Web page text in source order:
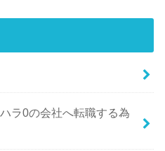
ラ0の会社へ転職する為